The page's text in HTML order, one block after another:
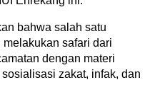
bahwa salah satu
safari dari
dengan materi
zakat, infak, dan